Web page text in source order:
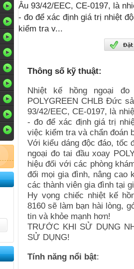
Âu 93/42/EEC, CE-0197, là
- đo để xác định giá trị nhiệt
kiểm tra v...
Thông số kỹ thuật:
Nhiệt kế hồng ngoại đo
POLYGREEN CHLB Đức
93/42/EEC, CE-0197, là
- đo để xác định giá trị
việc kiểm tra và chẩn đoán
Với kiểu dáng độc đáo, tốc
ngoại đo tai đầu xoay
hiệu đối với các phòng
đối mọi gia đình, nâng cao
các thành viên gia đình tại
Hy vọng chiếc nhiệt kế
8160 sẽ làm bạn hài lòng,
tin và khỏe mạnh hơn!
TRƯỚC KHI SỬ DỤNG
SỬ DỤNG!
Tính năng nổi bật: